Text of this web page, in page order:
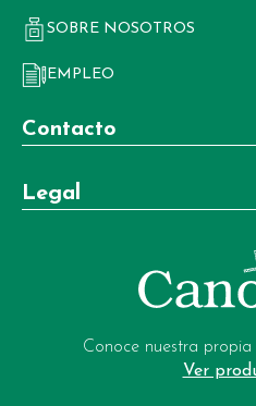
SOBRE NOSOTROS
EMPLEO
Contacto
Teléfono:
+34 981 22 97 83
+34 604 02 37 06
garrote-
Legal
Términos y condiciones de
Política de privacidad
Conoce nuestra
Ver